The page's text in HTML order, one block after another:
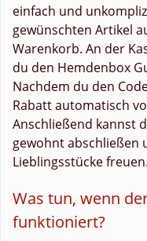
einfach und
gewünschten Artikel
Warenkorb. An der
du den Hemdenbox
Nachdem du den
Rabatt automatisch
Anschließend kannst
gewohnt abschließen
Lieblingsstücke freuen.
Was tun, wenn
funktioniert?